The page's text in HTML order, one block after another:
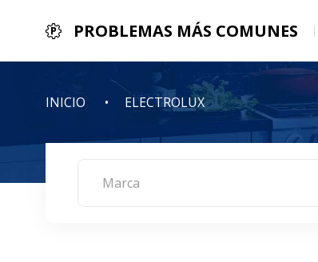
PROBLEMAS MÁS COMUNES
INICIO ELECTROLUX
Marca